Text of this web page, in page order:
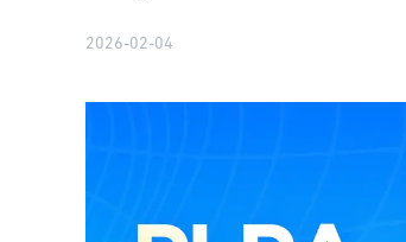
2026-02-04